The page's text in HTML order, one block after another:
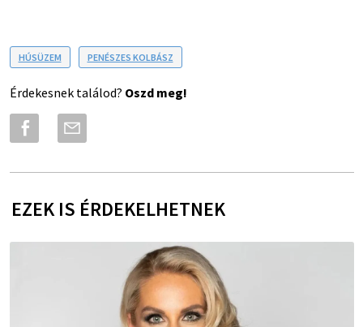
HÚSÜZEM PENÉSZES KOLBÁSZ
Érdekesnek találod? Oszd meg!
EZEK IS ÉRDEKELHETNEK